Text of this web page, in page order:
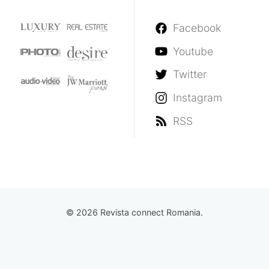
Facebook
Youtube
Twitter
Instagram
RSS
© 2026 Revista connect Romania.